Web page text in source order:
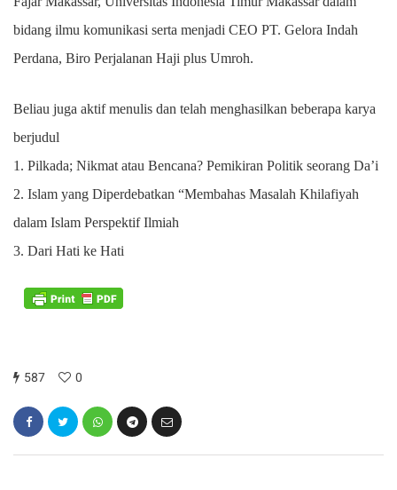
bidang ilmu komunikasi serta menjadi CEO PT. Gelora Indah
Perdana, Biro Perjalanan Haji plus Umroh.
Beliau juga aktif menulis dan telah menghasilkan beberapa karya
berjudul
1. Pilkada; Nikmat atau Bencana? Pemikiran Politik seorang Da’i
2. Islam yang Diperdebatkan “Membahas Masalah Khilafiyah
dalam Islam Perspektif Ilmiah
3. Dari Hati ke Hati
587 0